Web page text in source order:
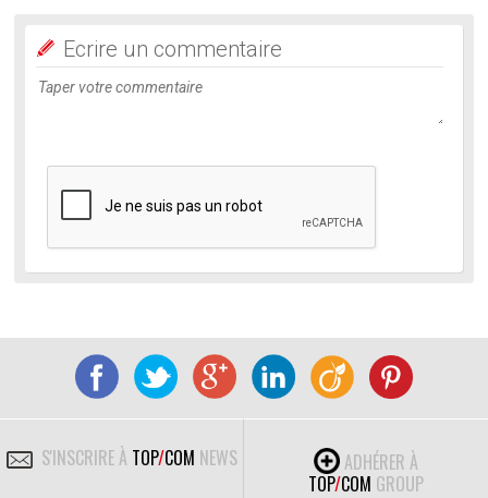
Ecrire un commentaire
S'INSCRIRE À TOP/COM NEWS
ADHÉRER À
TOP/COM GROUP